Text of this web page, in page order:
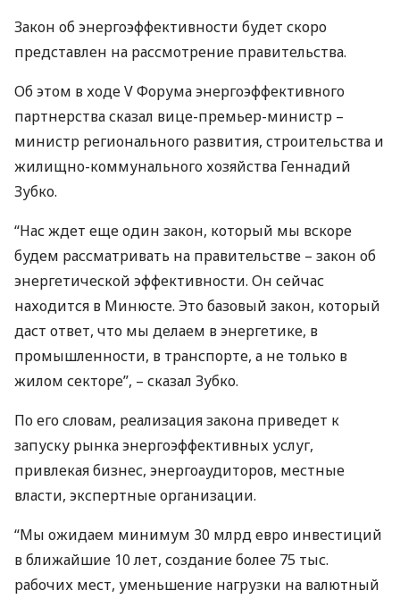
Закон об энергоэффективности будет скоро
представлен на рассмотрение правительства.
Об этом в ходе V Форума энергоэффективного
партнерства сказал вице-премьер-министр –
министр регионального развития, строительства и
жилищно-коммунального хозяйства Геннадий
Зубко.
“Нас ждет еще один закон, который мы вскоре
будем рассматривать на правительстве – закон об
энергетической эффективности. Он сейчас
находится в Минюсте. Это базовый закон, который
даст ответ, что мы делаем в энергетике, в
промышленности, в транспорте, а не только в
жилом секторе”, – сказал Зубко.
По его словам, реализация закона приведет к
запуску рынка энергоэффективных услуг,
привлекая бизнес, энергоаудиторов, местные
власти, экспертные организации.
“Мы ожидаем минимум 30 млрд евро инвестиций
в ближайшие 10 лет, создание более 75 тыс.
рабочих мест, уменьшение нагрузки на валютный